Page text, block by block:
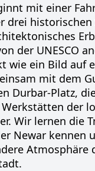
mit einer
drei historischen
der UNESCO
wie ein Bild auf
mit dem
Durbar-Platz,
der
Wir lernen die
Newar kennen
Atmosphäre